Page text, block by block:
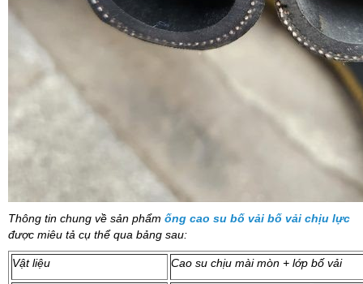
Thông tin chung về sản phẩm ống cao su bố vải bố vải chịu lực
được miêu tả cụ thể qua bảng sau:
Vật liệu Cao su chịu mài mòn + lớp bố vải